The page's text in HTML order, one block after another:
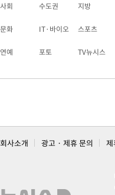
사회 수도권 지방
문화 IT·바이오 스포츠
연예 포토 TV뉴시스
회사소개 광고 · 제휴 문의 제